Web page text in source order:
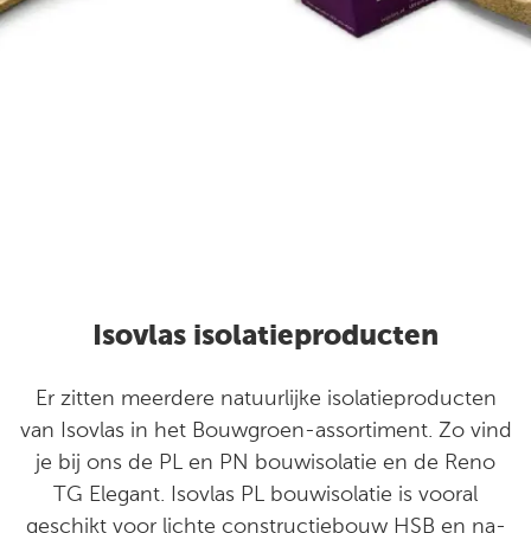
Isovlas isolatieproducten
Er zitten meerdere natuurlijke isolatieproducten
van Isovlas in het Bouwgroen-assortiment. Zo vind
je bij ons de PL en PN bouwisolatie en de Reno
TG Elegant. Isovlas PL bouwisolatie is vooral
geschikt voor lichte constructiebouw HSB en na-